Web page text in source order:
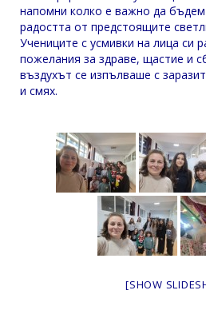
напомни колко е важно да
радостта от предстоящите
Учениците с усмивки на лица си
пожелания за здраве, щастие и
въздухът се изпълваше с
и смях.
[SHOW